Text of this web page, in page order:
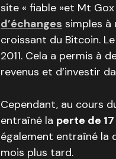
site « fiable »et Mt
d’échanges simples à
croissant du Bitcoin.
2011. Cela a permis à
revenus et d’investir
Cependant, au cours
entraîné la perte de
également entraîné la
mois plus tard.